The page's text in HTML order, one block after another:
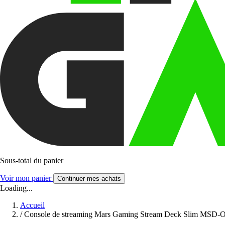
Sous-total du panier
Voir mon panier Continuer mes achats
Loading...
Accueil
/ Console de streaming Mars Gaming Stream Deck Slim MSD-